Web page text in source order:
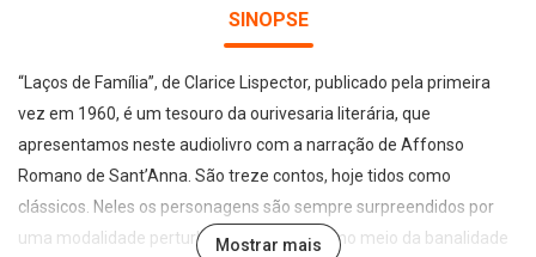
SINOPSE
“Laços de Família”, de Clarice Lispector, publicado pela primeira
vez em 1960, é um tesouro da ourivesaria literária, que
apresentamos neste audiolivro com a narração de Affonso
Romano de Sant’Anna. São treze contos, hoje tidos como
clássicos. Neles os personagens são sempre surpreendidos por
uma modalidade perturbadora do insólito, no meio da banalidade
Mostrar mais